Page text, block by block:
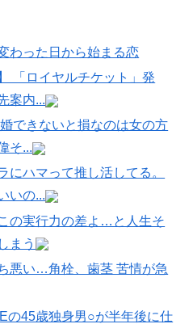
わった日から始まる恋
「ロイヤルチケット」発
案内...
できないと損なのは女の方
そ...
にハマって推し活してる。
いの...
の実行力の差よ…と人生そ
まう
悪い…角栓、歯茎 苦情が急
の45歳独身男○が半年後に仕